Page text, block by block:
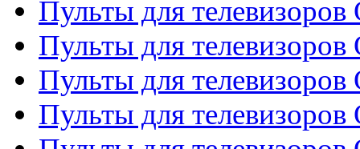
Пульты для телевизоров
Пульты для телевизоров
Пульты для телевизоров
Пульты для телевизоров